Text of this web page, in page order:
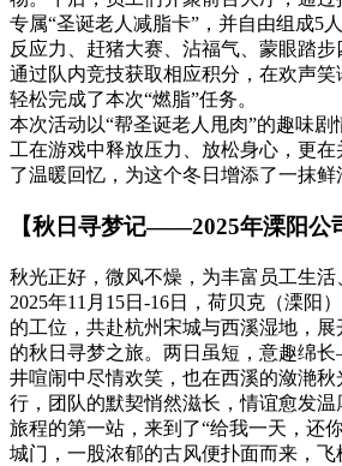
专属“圣诞老人减脂卡”，并自由组成5
反应力、赶猪大赛、沾福气、蒙眼踏
通过队内竞技获取相应积分，在欢声笑
轻松完成了本次“燃脂”任务。
本次活动以“帮圣诞老人甩肉”的趣味
工在游戏中释放压力、放松身心，更
了温暖回忆，为这个冬日增添了一抹鲜
【秋日寻梦记——2025年溧阳公
秋光正好，微风不燥，为丰富员工生活
2025年11月15日-16日，荷贝克（溧阳
的工位，共赴杭州宋城与西溪湿地，
的秋日寻梦之旅。两日虽短，意趣绵
井喧闹中尽情欢笑，也在西溪的潋滟秋
行，团队的默契悄然滋长，情谊愈发温
旅程的第一站，来到了“给我一天，还
城门，一股浓郁的古风便扑面而来，